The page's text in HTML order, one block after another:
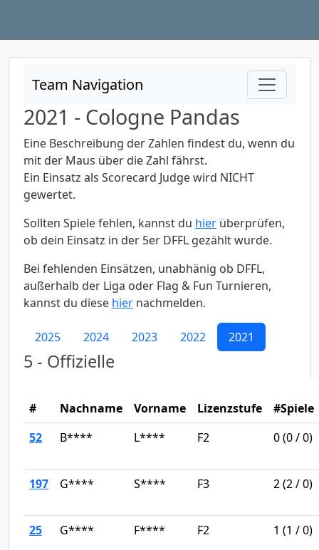
Team Navigation
2021 - Cologne Pandas
Eine Beschreibung der Zahlen findest du, wenn du
mit der Maus über die Zahl fährst.
Ein Einsatz als Scorecard Judge wird NICHT
gewertet.
Sollten Spiele fehlen, kannst du hier überprüfen,
ob dein Einsatz in der 5er DFFL gezählt wurde.
Bei fehlenden Einsätzen, unabhänig ob DFFL,
außerhalb der Liga oder Flag & Fun Turnieren,
kannst du diese hier nachmelden.
2025 2024 2023 2022 2021
5 - Offizielle
# Nachname Vorname Lizenzstufe
#Spiele
52
B**** L**** F2 0(0/0)
197 G**** S**** F3 2(2/0)
25 G**** F**** F2 1 (1 /0)